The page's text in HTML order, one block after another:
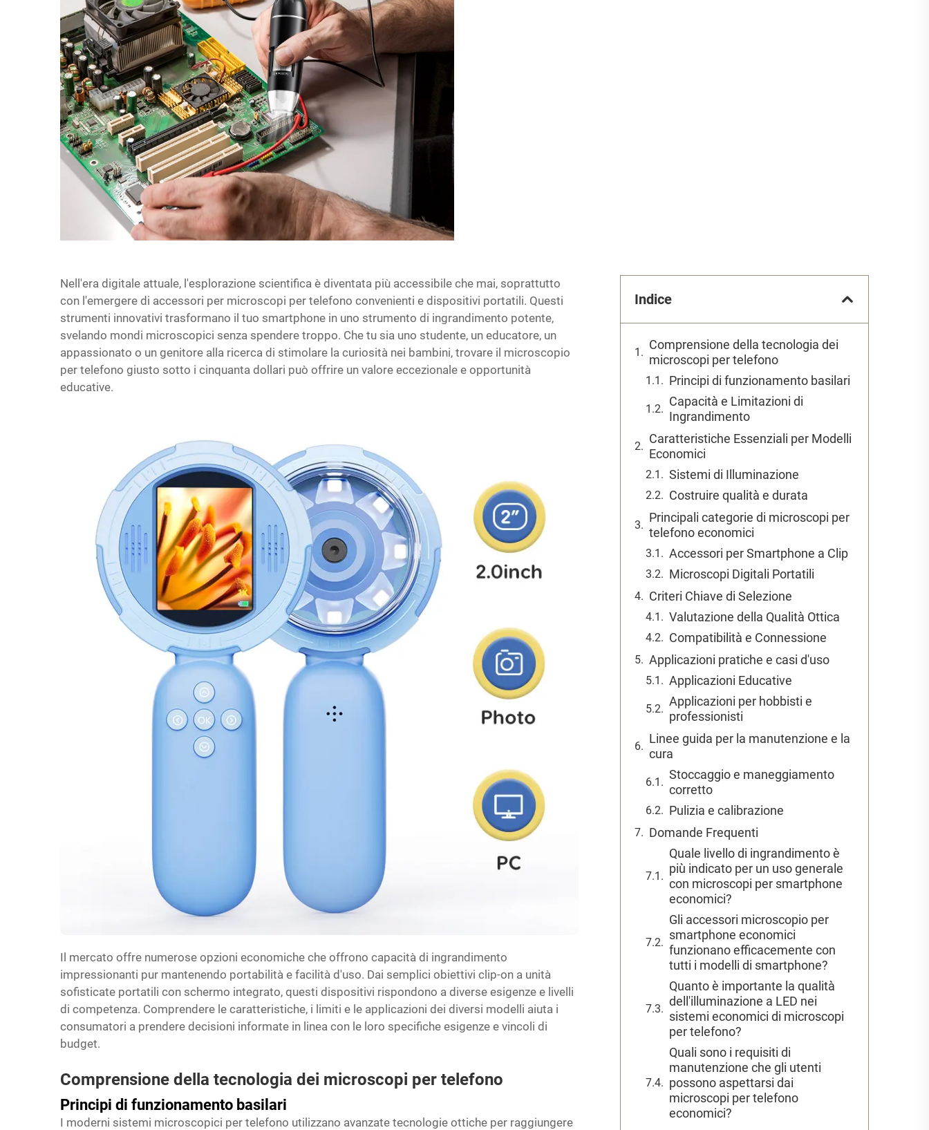
Nell'era digitale attuale, l'esplorazione scientifica è diventata più accessibile che mai, soprattutto
con l'emergere di accessori per microscopi per telefono convenienti e dispositivi portatili. Questi
strumenti innovativi trasformano il tuo smartphone in uno strumento di ingrandimento potente,
svelando mondi microscopici senza spendere troppo. Che tu sia uno studente, un educatore, un
appassionato o un genitore alla ricerca di stimolare la curiosità nei bambini, trovare il microscopio
per telefono giusto sotto i cinquanta dollari può offrire un valore eccezionale e opportunità
educative.
Il mercato offre numerose opzioni economiche che offrono capacità di ingrandimento
impressionanti pur mantenendo portabilità e facilità d'uso. Dai semplici obiettivi clip-on a unità
sofisticate portatili con schermo integrato, questi dispositivi rispondono a diverse esigenze e livelli
di competenza. Comprendere le caratteristiche, i limiti e le applicazioni dei diversi modelli aiuta i
consumatori a prendere decisioni informate in linea con le loro specifiche esigenze e vincoli di
budget.
Comprensione della tecnologia dei microscopi per telefono
Principi di funzionamento basilari
I moderni sistemi microscopici per telefono utilizzano avanzate tecnologie ottiche per raggiungere
Indice
Comprensione della tecnologia dei
microscopi per telefono
Principi di funzionamento basilari
Capacità e Limitazioni di
Ingrandimento
Caratteristiche Essenziali per Modelli
Economici
Sistemi di Illuminazione
Costruire qualità e durata
Principali categorie di microscopi per
telefono economici
Accessori per Smartphone a Clip
Microscopi Digitali Portatili
Criteri Chiave di Selezione
Valutazione della Qualità Ottica
Compatibilità e Connessione
Applicazioni pratiche e casi d'uso
Applicazioni Educative
Applicazioni per hobbisti e
professionisti
Linee guida per la manutenzione e la
cura
Stoccaggio e maneggiamento
corretto
Pulizia e calibrazione
Domande Frequenti
Quale livello di ingrandimento è
più indicato per un uso generale
con microscopi per smartphone
economici?
Gli accessori microscopio per
smartphone economici
funzionano efficacemente con
tutti i modelli di smartphone?
Quanto è importante la qualità
dell'illuminazione a LED nei
sistemi economici di microscopi
per telefono?
Quali sono i requisiti di
manutenzione che gli utenti
possono aspettarsi dai
microscopi per telefono
economici?